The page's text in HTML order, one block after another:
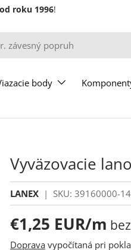
roku 1996!
body
Vyväzovacie
LANEX| SKU: 39160000-
€1,25 EUR/m
Dopravavypočítaná pri